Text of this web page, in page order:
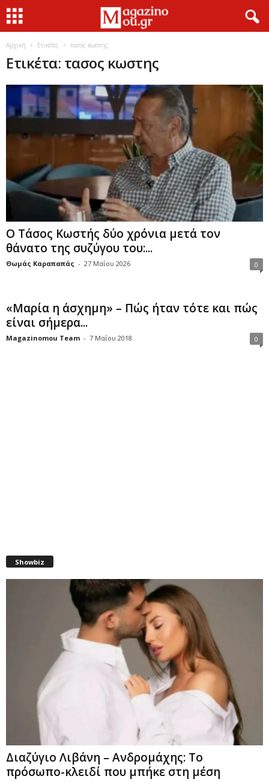
Αρχική Ετικέτες τασος κωστης
Ετικέτα: τασος κωστης
Ο Τάσος Κωστής δύο χρόνια μετά τον
θάνατο της συζύγου του:...
Θωμάς Καραπαπάς - 27 Μαΐου 2026 0
«Μαρία η άσχημη» – Πώς ήταν τότε και πώς
είναι σήμερα...
Magazinomou Team - 7 Μαΐου 2018 0
Showbiz
Διαζύγιο Λιβάνη – Ανδρομάχης: Το
πρόσωπο-κλειδί που μπήκε στη μέση